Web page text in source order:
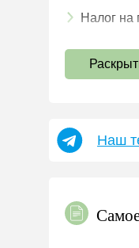
Налог на
УСННаш